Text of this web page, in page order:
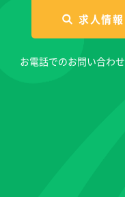
求人情報
お電話でのお問い合わせ